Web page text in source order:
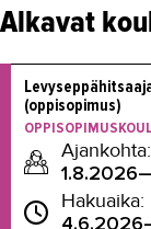
Alkavat
(oppisopimus)
Ajankohta:
Hakuaika: